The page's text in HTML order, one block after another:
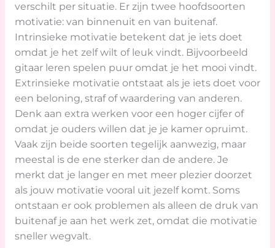
verschilt per situatie. Er zijn twee hoofdsoorten
motivatie: van binnenuit en van buitenaf.
Intrinsieke motivatie betekent dat je iets doet
omdat je het zelf wilt of leuk vindt. Bijvoorbeeld
gitaar leren spelen puur omdat je het mooi vindt.
Extrinsieke motivatie ontstaat als je iets doet voor
een beloning, straf of waardering van anderen.
Denk aan extra werken voor een hoger cijfer of
omdat je ouders willen dat je je kamer opruimt.
Vaak zijn beide soorten tegelijk aanwezig, maar
meestal is de ene sterker dan de andere. Je
merkt dat je langer en met meer plezier doorzet
als jouw motivatie vooral uit jezelf komt. Soms
ontstaan er ook problemen als alleen de druk van
buitenaf je aan het werk zet, omdat die motivatie
sneller wegvalt.